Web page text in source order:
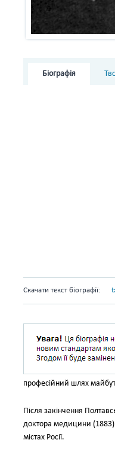
Біографія
Скачати текст біографії:
професійний шлях
Після закінчення
доктора медицини (1883)
містах Росії.